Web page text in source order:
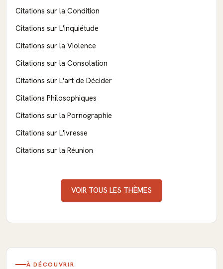
Citations sur la Condition
Citations sur L'inquiétude
Citations sur la Violence
Citations sur la Consolation
Citations sur L'art de Décider
Citations Philosophiques
Citations sur la Pornographie
Citations sur L'ivresse
Citations sur la Réunion
VOIR TOUS LES THÈMES
À DÉCOUVRIR